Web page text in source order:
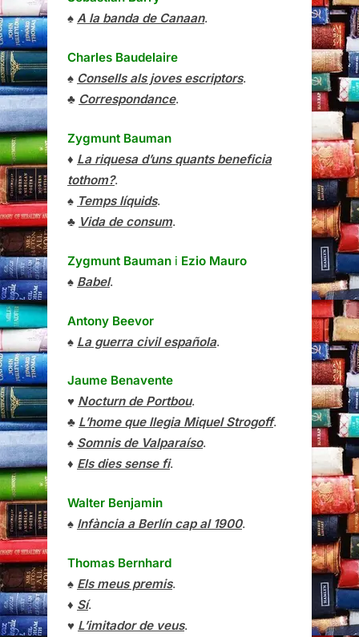
♠ A la banda de Canaan.
Charles Baudelaire
♠ Consells als joves escriptors.
♣ Correspondance.
Zygmunt Bauman
♦ La riquesa d’uns quants beneficia
tothom?.
♠ Temps líquids.
♣ Vida de consum.
Zygmunt Bauman i Ezio Mauro
♠ Babel.
Antony Beevor
♠ La guerra civil española.
Jaume Benavente
♥ Nocturn de Portbou.
♣ L’home que llegia Miquel Strogoff.
♠ Somnis de Valparaíso.
♦ Els dies sense fi.
Walter Benjamin
♠ Infància a Berlín cap al 1900.
Thomas Bernhard
♠ Els meus premis.
♦ Sí.
♥ L’imitador de veus.